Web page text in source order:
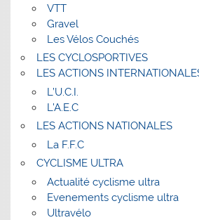
VTT
Gravel
Les Vélos Couchés
LES CYCLOSPORTIVES
LES ACTIONS
L’U.C.I.
L’A.E.C
LES ACTIONS NATIONALES
La F.F.C
CYCLISME ULTRA
Actualité cyclisme ultra
Evenements cyclisme ultra
Ultravélo